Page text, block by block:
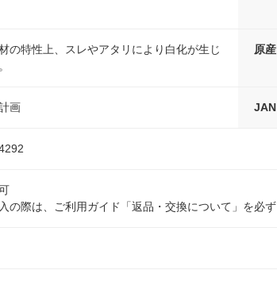
材の特性上、スレやアタリにより白化が生じ
原
画
の際は、ご利用ガイド「返品・交換について」を必